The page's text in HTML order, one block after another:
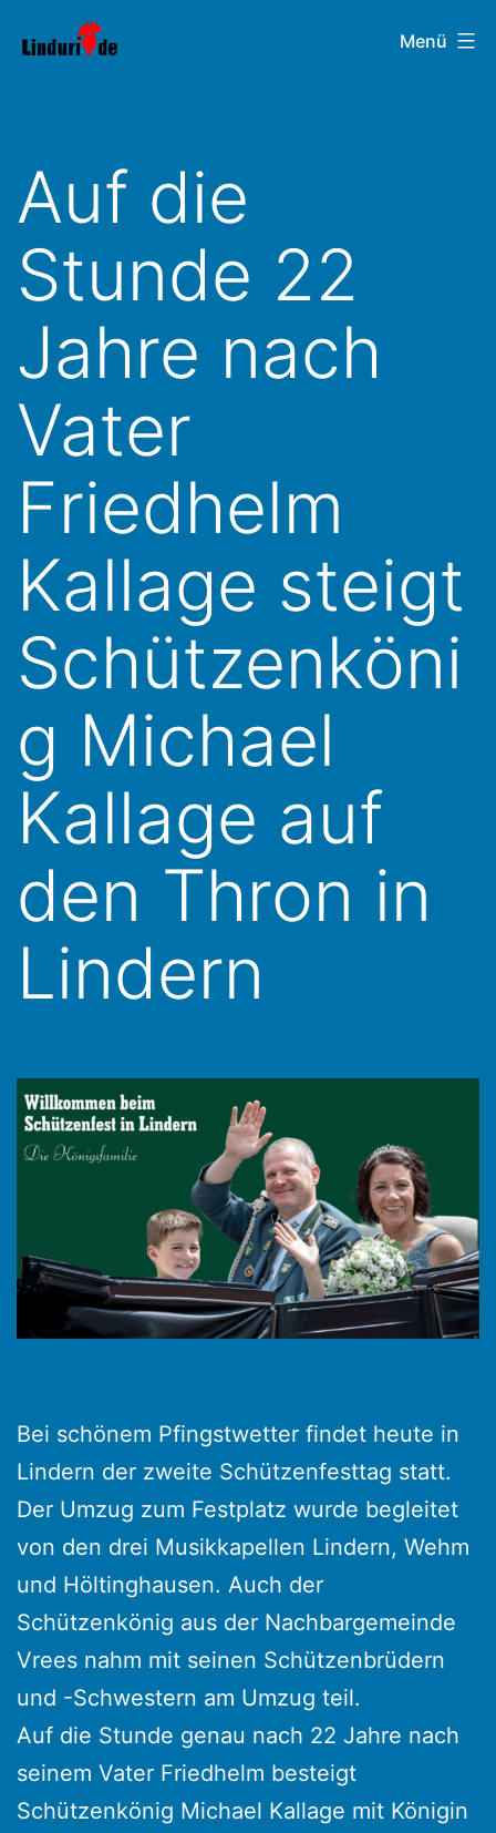
Inhalt
Linduri.de Menü
Auf die
Stunde 22
Jahre nach
Vater
Friedhelm
Kallage steigt
Schützenköni
g Michael
Kallage auf
den Thron in
Lindern
Bei schönem Pfingstwetter findet heute in
Lindern der zweite Schützenfesttag statt.
Der Umzug zum Festplatz wurde begleitet
von den drei Musikkapellen Lindern, Wehm
und Höltinghausen. Auch der
Schützenkönig aus der Nachbargemeinde
Vrees nahm mit seinen Schützenbrüdern
und -Schwestern am Umzug teil.
Auf die Stunde genau nach 22 Jahre nach
seinem Vater Friedhelm besteigt
Schützenkönig Michael Kallage mit Königin